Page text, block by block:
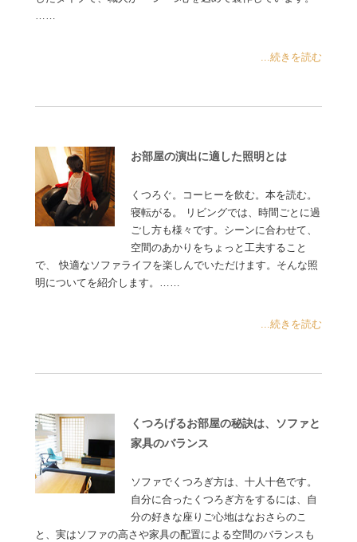
……
...続きを読む
お部屋の演出に適した照明とは
くつろぐ。コーヒーを飲む。本を読む。
寝転がる。 リビングでは、時間ごとに過
ごし方も様々です。シーンに合わせて、
空間のあかりをちょっと工夫すること
で、 快適なソファライフを楽しんでいただけます。そんな照
明についてを紹介します。……
...続きを読む
くつろげるお部屋の秘訣は、ソファと
家具のバランス
ソファでくつろぎ方は、十人十色です。
自分に合ったくつろぎ方をするには、自
分の好きな座りご心地はなおさらのこ
と、実はソファの高さや家具の配置による空間のバランスも